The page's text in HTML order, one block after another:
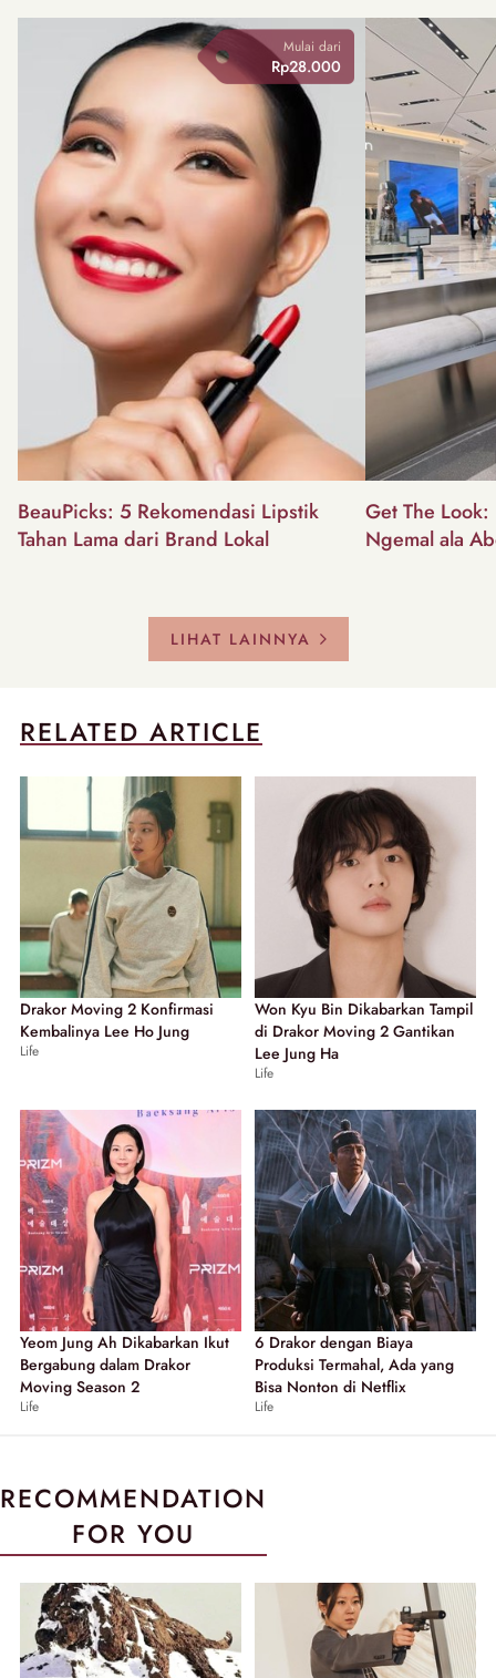
Mulai dari
Rp28.000
BeauPicks: 5 Rekomendasi Lipstik
Tahan Lama dari Brand Lokal
Get The
Ngemal ala
LIHAT LAINNYA
RELATED ARTICLE
Drakor Moving 2 Konfirmasi
Kembalinya Lee Ho Jung
Life
Won Kyu Bin Dikabarkan Tampil
di Drakor Moving 2 Gantikan
Lee Jung Ha
Life
Yeom Jung Ah Dikabarkan Ikut
Bergabung dalam Drakor
Moving Season 2
Life
6 Drakor dengan Biaya
Produksi Termahal, Ada yang
Bisa Nonton di Netflix
Life
RECOMMENDATION
FOR YOU